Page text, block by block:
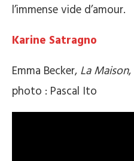
l’immense vide d’amour.
Karine Satragno
Emma Becker, La Maison,
photo : Pascal Ito